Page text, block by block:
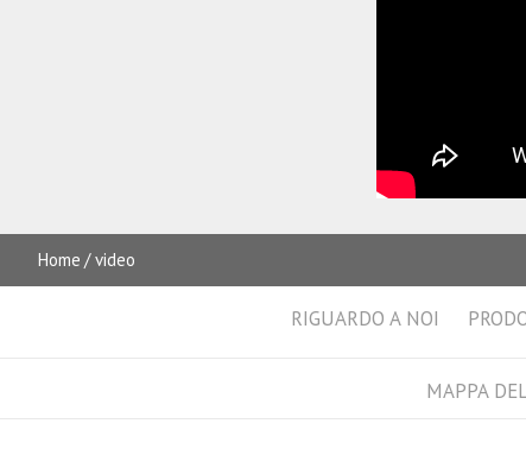
Home video
RIGUARDO A NOI
MAPPA